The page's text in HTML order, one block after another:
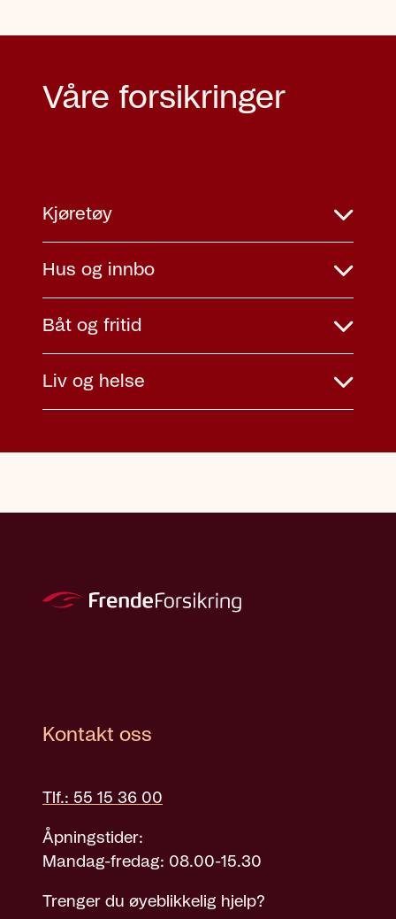
Våre forsikringer
Kjøretøy
Hus og innbo
Båt og fritid
Liv og helse
Kontakt oss
Tlf.: 55 15 36 00
Åpningstider:
Mandag-fredag: 08.00-15.30
Trenger du øyeblikkelig hjelp?